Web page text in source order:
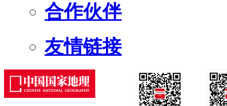
合作伙伴
友情链接